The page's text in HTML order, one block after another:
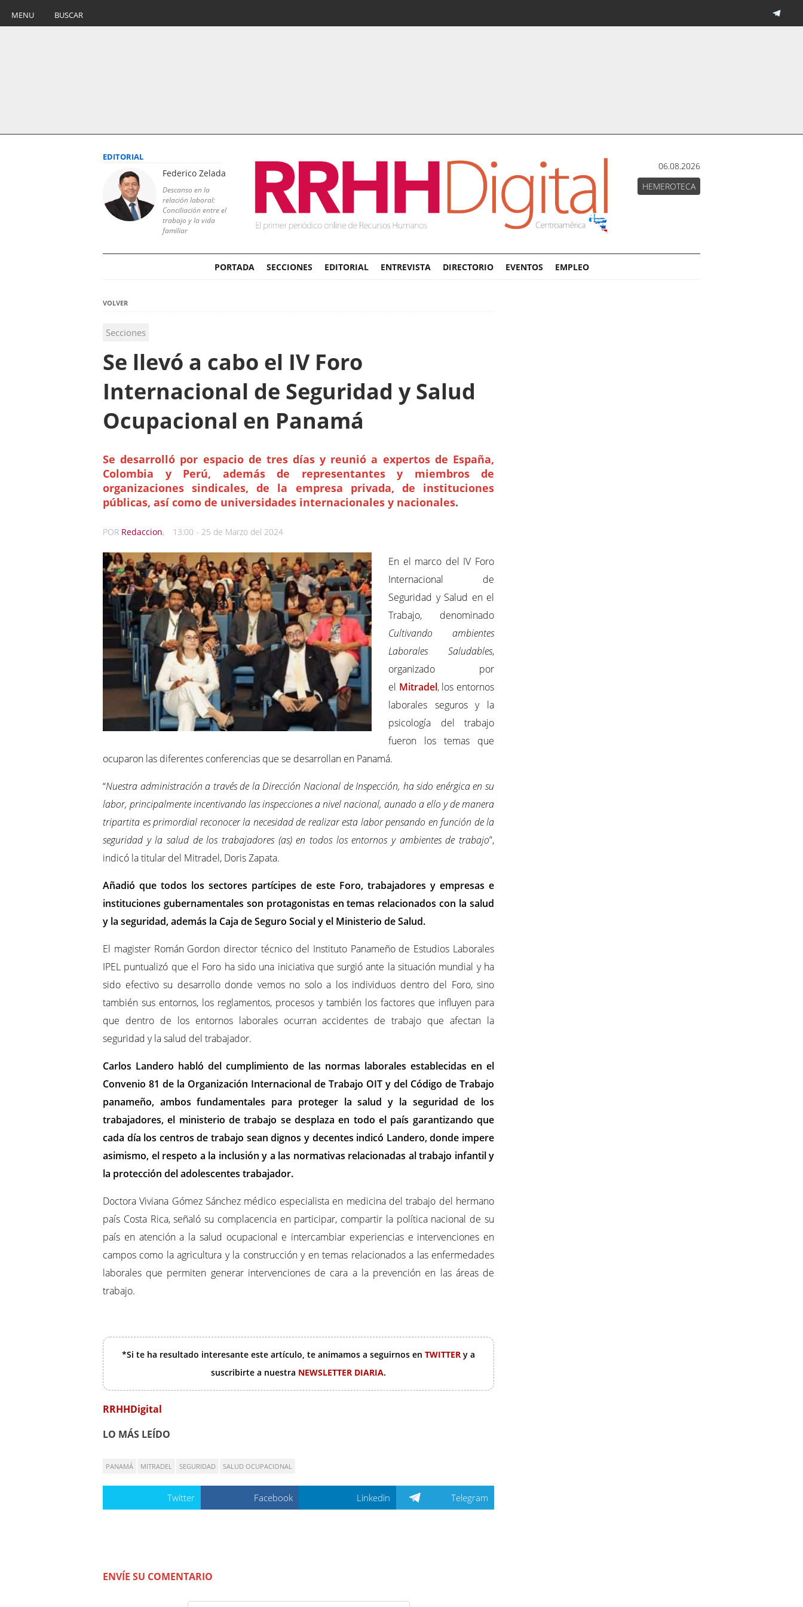
MENU BUSCAR
EDITORIAL
Federico Zelada
Descanso en la
relación laboral:
Conciliación entre el
trabajo y la vida
familiar
06.08.2026
HEMEROTECA
PORTADA SECCIONES EDITORIAL ENTREVISTA DIRECTORIO EVENTOS EMPLEO
VOLVER
Secciones
Se llevó a cabo el IV Foro
Internacional de Seguridad y Salud
Ocupacional en Panamá
Se desarrolló por espacio de tres días y reunió a expertos de España,
Colombia y Perú, además de representantes y miembros de
organizaciones sindicales, de la empresa privada, de instituciones
públicas, así como de universidades internacionales y nacionales.
POR Redaccion, 13:00 - 25 de Marzo del 2024
En el marco del IV Foro
Internacional de
Seguridad y Salud en el
Trabajo, denominado
Cultivando ambientes
Laborales Saludables,
organizado por
el Mitradel,los entornos
laborales seguros y la
psicología del trabajo
fueron los temas que
ocuparon las diferentes conferencias que se desarrollan en Panamá.
“Nuestra administración a través de la Dirección Nacional de Inspección, ha sido enérgica en su
labor, principalmente incentivando las inspecciones a nivel nacional, aunado a ello y de manera
tripartita es primordial reconocer la necesidad de realizar esta labor pensando en función de la
seguridad y la salud de los trabajadores (as) en todos los entornos y ambientes de trabajo”,
indicó la titular del Mitradel, Doris Zapata.
Añadió que todos los sectores partícipes de este Foro, trabajadores y empresas e
instituciones gubernamentales son protagonistas en temas relacionados con la salud
y la seguridad, además la Caja de Seguro Social y el Ministerio de Salud.
El magister Román Gordon director técnico del Instituto Panameño de Estudios Laborales
IPEL puntualizó que el Foro ha sido una iniciativa que surgió ante la situación mundial y ha
sido efectivo su desarrollo donde vemos no solo a los individuos dentro del Foro, sino
también sus entornos, los reglamentos, procesos y también los factores que influyen para
que dentro de los entornos laborales ocurran accidentes de trabajo que afectan la
seguridad y la salud del trabajador.
Carlos Landero habló del cumplimiento de las normas laborales establecidas en el
Convenio 81 de la Organización Internacional de Trabajo OIT y del Código de Trabajo
panameño, ambos fundamentales para proteger la salud y la seguridad de los
trabajadores, el ministerio de trabajo se desplaza en todo el país garantizando que
cada día los centros de trabajo sean dignos y decentes indicó Landero, donde impere
asimismo, el respeto a la inclusión y a las normativas relacionadas al trabajo infantil y
la protección del adolescentes trabajador.
Doctora Viviana Gómez Sánchez médico especialista en medicina del trabajo del hermano
país Costa Rica, señaló su complacencia en participar, compartir la política nacional de su
país en atención a la salud ocupacional e intercambiar experiencias e intervenciones en
campos como la agricultura y la construcción y en temas relacionados a las enfermedades
laborales que permiten generar intervenciones de cara a la prevención en las áreas de
trabajo.
*Si te ha resultado interesante este artículo, te animamos a seguirnos en TWITTER y a
suscribirte a nuestra NEWSLETTER DIARIA.
RRHHDigital
LO MÁS LEÍDO
PANAMÁ MITRADEL SEGURIDAD SALUD OCUPACIONAL
Twitter Facebook Linkedin Telegram
ENVÍE SU COMENTARIO